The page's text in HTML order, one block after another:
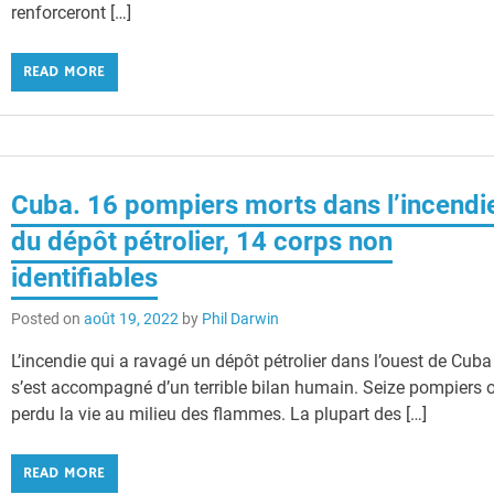
renforceront […]
READ MORE
Cuba. 16 pompiers morts dans
du dépôt pétrolier, 14 corps non
identifiables
Posted onaoût 19, 2022 by Phil Darwin
L’incendie qui a ravagé un dépôt pétrolier dans l’ouest de Cuba
s’est accompagné d’un terrible bilan humain. Seize pompiers
perdu la vie au milieu des flammes. La plupart des […]
READ MORE